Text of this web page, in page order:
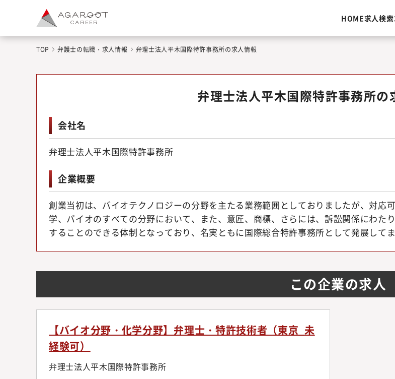
HOME求人検索
TOP 弁護士の転職・求人情報 弁理士法人平木国際特許事務所の求人情報
弁理士法人平木国際特許事務所の
会社名
弁理士法人平木国際特許事務所
企業概要
創業当初は、バイオテクノロジーの分野を主たる業務範囲としておりましたが、対応
学、バイオのすべての分野において、また、意匠、商標、さらには、訴訟関係にわ
することのできる体制となっており、名実ともに国際総合特許事務所として発展してま
この企業の求人
【バイオ分野・化学分野】弁理士・特許技術者（東京_未
経験可）
弁理士法人平木国際特許事務所